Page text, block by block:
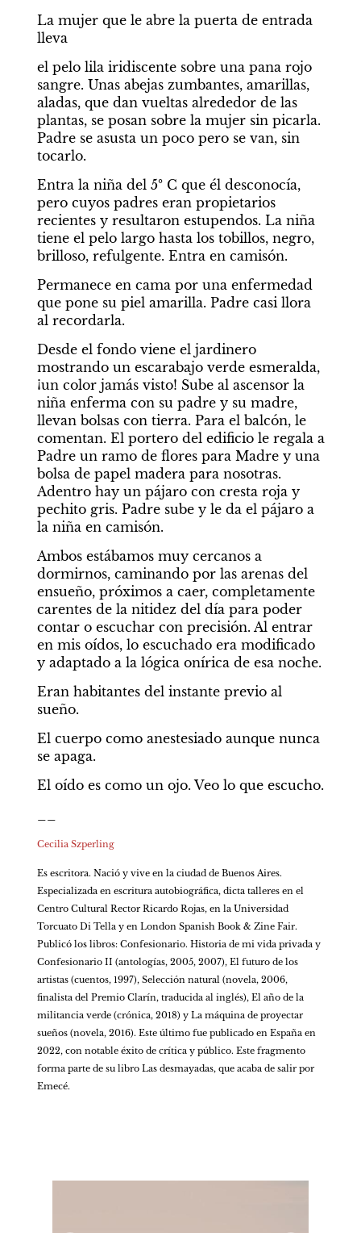
La mujer que le abre la puerta de entrada
lleva
el pelo lila iridiscente sobre una pana rojo
sangre. Unas abejas zumbantes, amarillas,
aladas, que dan vueltas alrededor de las
plantas, se posan sobre la mujer sin picarla.
Padre se asusta un poco pero se van, sin
tocarlo.
Entra la niña del 5º C que él desconocía,
pero cuyos padres eran propietarios
recientes y resultaron estupendos. La niña
tiene el pelo largo hasta los tobillos, negro,
brilloso, refulgente. Entra en camisón.
Permanece en cama por una enfermedad
que pone su piel amarilla. Padre casi llora
al recordarla.
Desde el fondo viene el jardinero
mostrando un escarabajo verde esmeralda,
¡un color jamás visto! Sube al ascensor la
niña enferma con su padre y su madre,
llevan bolsas con tierra. Para el balcón, le
comentan. El portero del edificio le regala a
Padre un ramo de flores para Madre y una
bolsa de papel madera para nosotras.
Adentro hay un pájaro con cresta roja y
pechito gris. Padre sube y le da el pájaro a
la niña en camisón.
Ambos estábamos muy cercanos a
dormirnos, caminando por las arenas del
ensueño, próximos a caer, completamente
carentes de la nitidez del día para poder
contar o escuchar con precisión. Al entrar
en mis oídos, lo escuchado era modificado
y adaptado a la lógica onírica de esa noche.
Eran habitantes del instante previo al
sueño.
El cuerpo como anestesiado aunque nunca
se apaga.
El oído es como un ojo. Veo lo que escucho.
Cecilia Szperling
Es escritora. Nació y vive en la ciudad de Buenos Aires.
Especializada en escritura autobiográfica, dicta talleres en el
Centro Cultural Rector Ricardo Rojas, en la Universidad
Torcuato Di Tella y en London Spanish Book & Zine Fair.
Publicó los libros: Confesionario. Historia de mi vida privada y
Confesionario II (antologías, 2005, 2007), El futuro de los
artistas (cuentos, 1997), Selección natural (novela, 2006,
finalista del Premio Clarín, traducida al inglés), El año de la
militancia verde (crónica, 2018) y La máquina de proyectar
sueños (novela, 2016). Este último fue publicado en España en
2022, con notable éxito de crítica y público. Este fragmento
forma parte de su libro Las desmayadas, que acaba de salir por
Emecé.